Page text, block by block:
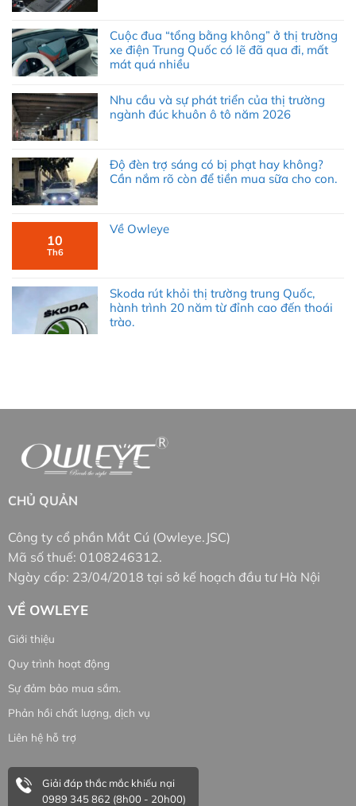
Cuộc đua “tổng bằng không” ở thị trường
xe điện Trung Quốc có lẽ đã qua đi, mất
mát quá nhiều
Nhu cầu và sự phát triển của thị trường
ngành đúc khuôn ô tô năm 2026
Độ đèn trợ sáng có bị phạt hay không?
Cần nắm rõ còn để tiền mua sữa cho con.
10
Th6
Về Owleye
Skoda rút khỏi thị trường trung Quốc,
hành trình 20 năm từ đỉnh cao đến thoái
trào.
CHỦ QUẢN
Công ty cổ phần Mắt Cú (Owleye.JSC)
Mã số thuế: 0108246312.
Ngày cấp: 23/04/2018 tại sở kế hoạch đầu tư Hà Nội
VỀ OWLEYE
Giới thiệu
Quy trình hoạt động
Sự đảm bảo mua sắm.
Phản hồi chất lượng, dịch vụ
Liên hệ hỗ trợ
Giải đáp thắc mắc khiếu nại
0989 345 862 (8h00 - 20h00)